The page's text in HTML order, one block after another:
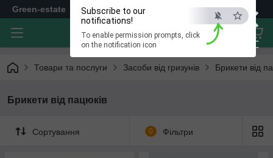
×
ESC
Subscribe to our
notifications!
To enable permission prompts, click
on the notification icon
Green-estate
Товари та послуги Засоби від гризунів Брикети від
Брикети від пацюків
Сортування 0 Фільтри